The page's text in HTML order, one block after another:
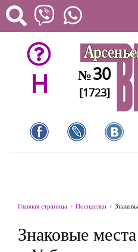
H №30
[1723]
Главная страница Посиделки
Знаковые